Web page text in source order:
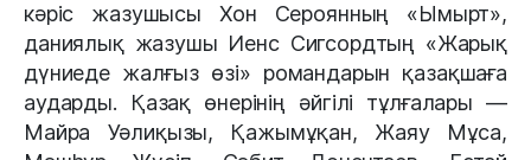
кәріс жазушысы Хон Сероянның «Ымырт»,
даниялық жазушы Иенс Сигсордтың «Жарық
дүниеде жалғыз өзі» романдарын қазақшаға
аударды. Қазақ өнерінің әйгілі тұлғалары —
Майра Уәлиқызы, Қажымұқан, Жаяу Мұса,